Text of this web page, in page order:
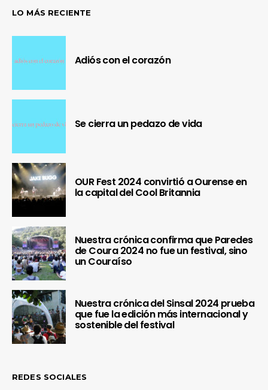
LO MÁS RECIENTE
Adiós con el corazón
Se cierra un pedazo de vida
OUR Fest 2024 convirtió a Ourense en
la capital del Cool Britannia
Nuestra crónica confirma que Paredes
de Coura 2024 no fue un festival, sino
un Couraíso
Nuestra crónica del Sinsal 2024 prueba
que fue la edición más internacional y
sostenible del festival
REDES SOCIALES